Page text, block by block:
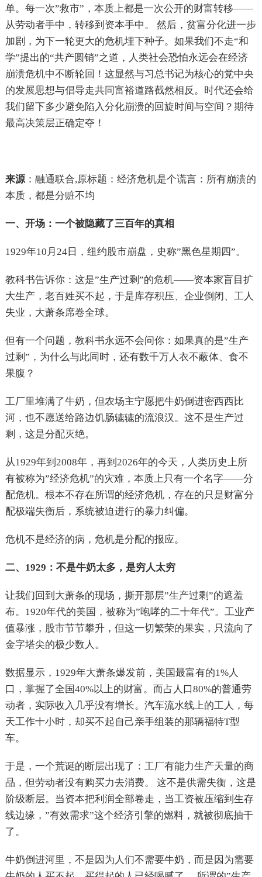
单。每一次”救市”，本质上都是一次公开的财富转移——
从劳动者手中，转移到资本手中。 然后，贫富分化进一步
加剧，为下一轮更大的危机埋下种子。如果我们不走“和
学”提出的“共产圆销”之道，人类社会恐怕永远会在经济
崩溃危机中不断轮回！这显然与习总书记为核心的党中央
的发展思想与倡导走共同富裕道路截然相反。时代还会给
我们留下多少避免陷入分化崩溃的回旋时间与空间？期待
最高决策层正确定夺！
来源：融通联合,原标题：经济危机是个谎言：所有崩溃的
本质，都是分赃不均
一、开场：一个被隐藏了三百年的真相
1929年10月24日，纽约股市崩盘，史称”黑色星期四”。
教科书告诉你：这是”生产过剩”的危机——资本家盲目扩
大生产，老百姓买不起，于是库存积压、企业倒闭、工人
失业，大萧条席卷全球。
但有一个问题，教科书永远不会问你：如果真的是”生产
过剩”，为什么与此同时，还有数千万人衣不蔽体、食不
果腹？
工厂里堆满了牛奶，但农场主宁愿把牛奶倒进密西西比
河，也不愿送给路边饥肠辘辘的流浪汉。这不是生产过
剩，这是分配灭绝。
从1929年到2008年，再到2026年的今天，人类历史上所
有被称为”经济危机”的灾难，本质上只有一个名字——分
配危机。根本不存在所谓的经济危机，存在的只是财富分
配极端失衡后，系统被迫进行的暴力纠偏。
危机不是经济的病，危机是分配的报应。
二、1929：不是牛奶太多，是穷人太穷
让我们回到大萧条的现场，撕开那层”生产过剩”的遮羞
布。1920年代的美国，被称为”咆哮的二十年代”。工业产
值暴涨，股市节节攀升，但这一切繁荣的果实，只流向了
金字塔尖的极少数人。
数据显示，1929年大萧条爆发前，美国最富有的1%人
口，掌握了全国40%以上的财富。而占人口80%的普通劳
动者，实际收入几乎没有增长。汽车流水线上的工人，每
天工作十小时，却买不起自己亲手组装的那辆福特T型
车。
于是，一个荒诞的断层出现了：工厂有能力生产天量的商
品，但劳动者没有购买力去消费。 这不是供需失衡，这是
阶级断层。当资本把利润全部卷走，当工资被压缩到生存
线边缘，”有效需求”这个经济引擎的燃料，就被彻底抽干
了。
牛奶倒进河里，不是因为人们不需要牛奶，而是因为需要